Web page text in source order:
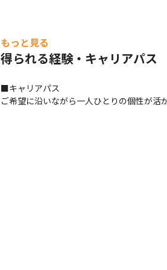
もっと見る
得られる経験・キャリアパス
■キャリアパス
ご希望に沿いながら一人ひとりの個性が活